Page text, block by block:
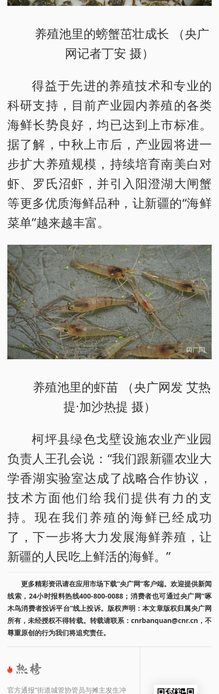
养殖池里的螃蟹茁壮成长 （央广
网记者丁安 摄）
得益于先进的养殖技术和专业的
科研支持，目前产业园内养殖的各类
海鲜长势良好，均已达到上市标准。
据了解，中秋上市后，产业园将进一
步扩大养殖规模，持续培育南美白对
虾、罗氏沼虾，并引入阳澄湖大闸蟹
等更多优质海鲜品种，让新疆的“海鲜
菜单”越来越丰富。
养殖池里的虾苗 （央广网发 艾热
提·加沙热提 摄）
柯坪县绿色戈壁设施农业产业园
负责人王孔会说：“我们跟新疆农业大
学香湖实验室达成了战略合作协议，
技术方面他们给我们提供有力的支
持。现在我们养殖的海鲜已经成功
了，下一步将大力发展海鲜养殖，让
新疆的人民吃上鲜活的海鲜。”
更多精彩资讯请在应用市场下载“央广网”客户端。欢迎提供新闻
线索，24小时报料热线400-800-0088；消费者也可通过央广网“啄
木鸟消费者投诉平台”线上投诉。版权声明：本文章版权归属央广网
所有，未经授权不得转载。转载请联系：cnrbanquan@cnr.cn，不
尊重原创的行为我们将追究责任。
官方通报“街道城管协管员与摊主发生冲